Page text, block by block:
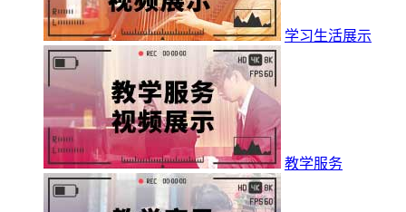
学习生活展示
教学服务